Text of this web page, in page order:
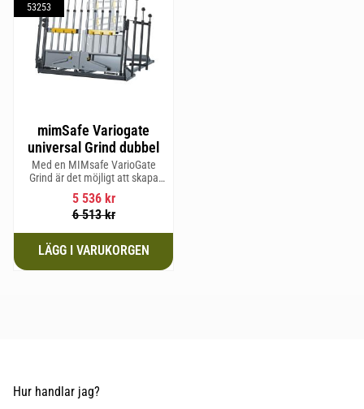
mimSafe Variogate
universal Grind dubbel
Med en MIMsafe VarioGate
Grind är det möjligt att skapa
ett inhägnat område i hela
bagageutrymmet som kan
användas för transport av
5 536kr
6 513kr
53253
Hur handlar jag?